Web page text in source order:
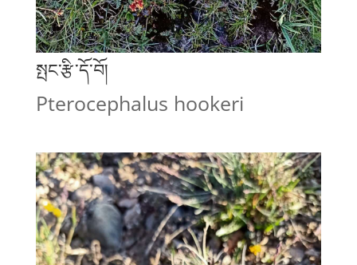
སྤང་རྩི་དོ་བོ།
Pterocephalus hookeri